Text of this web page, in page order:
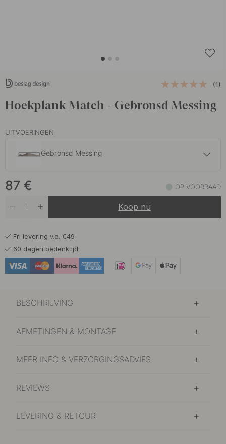
(1)
Hoekplank Match - Gebronsd Messing
UITVOERINGEN
Gebronsd Messing
Op voorraad
Op voorraad
Mat Zwart
87 € OP VOORRAAD
Koop nu
Fri levering v.a. €49
60 dagen bedenktijd
BESCHRIJVING
AFMETINGEN & MONTAGE
MEER INFO & VERZORGINGSADVIES
REVIEWS
LEVERING & RETOUR